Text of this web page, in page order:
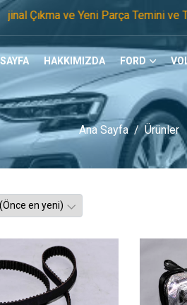
ve Yeni Parça Temini ve
HAKKIMIZDA FORD
Ana Sayfa Ürünler